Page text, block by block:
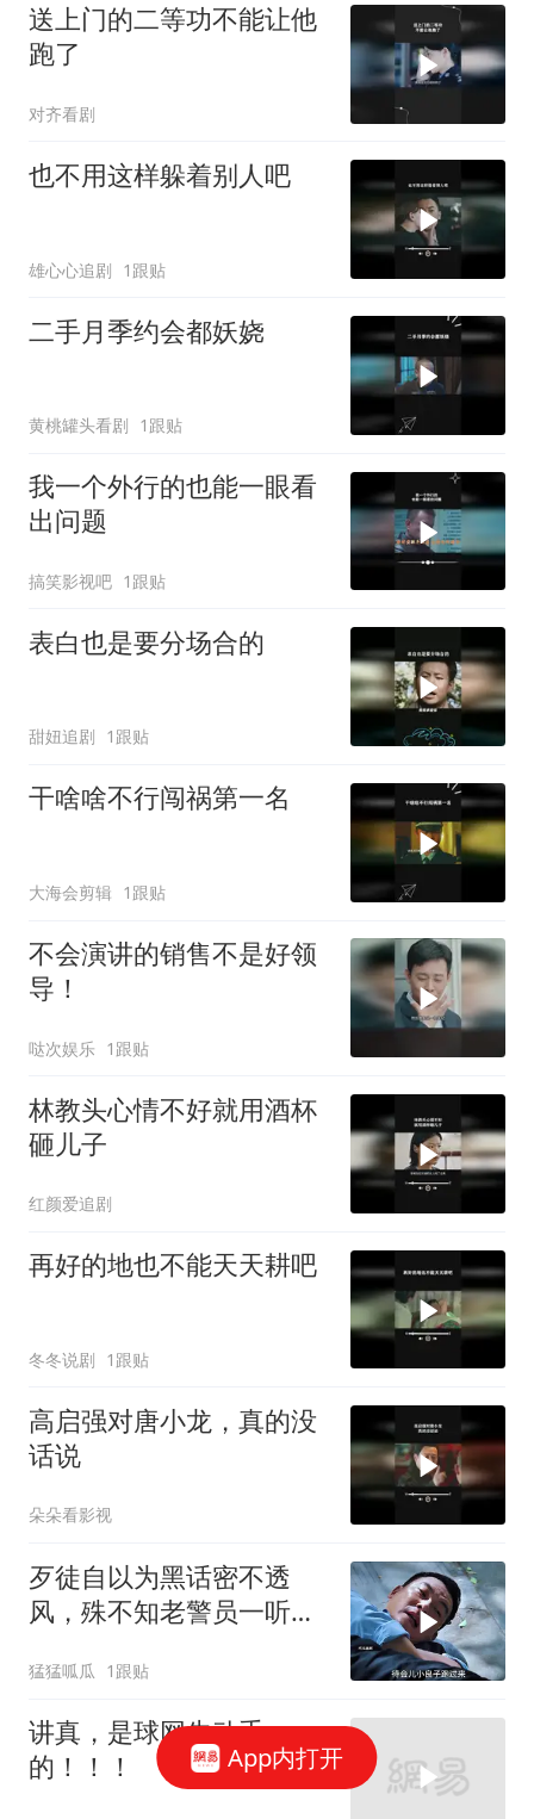
送上门的二等功不能让他
跑了
对齐看剧
也不用这样躲着别人吧
雄心心追剧 1跟贴
二手月季约会都妖娆
黄桃罐头看剧 1跟贴
我一个外行的也能一眼看
出问题
搞笑影视吧 1跟贴
表白也是要分场合的
甜妞追剧 1跟贴
干啥啥不行闯祸第一名
大海会剪辑 1跟贴
不会演讲的销售不是好领
导！
哒次娱乐 1跟贴
林教头心情不好就用酒杯
砸儿子
红颜爱追剧
再好的地也不能天天耕吧
冬冬说剧 1跟贴
高启强对唐小龙，真的没
话说
朵朵看影视
歹徒自以为黑话密不透
风，殊不知老警员一听便
猛猛呱瓜 1跟贴
讲真，是球网先动手
的！！！
App内打开